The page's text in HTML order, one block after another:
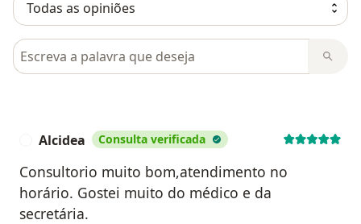
Pesquisar em opiniões
Alcidea Consulta verificada
Consultorio muito bom,atendimento no
horário. Gostei muito do médico e da
secretária.